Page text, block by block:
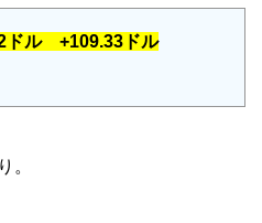
ドル +109.33ドル
。